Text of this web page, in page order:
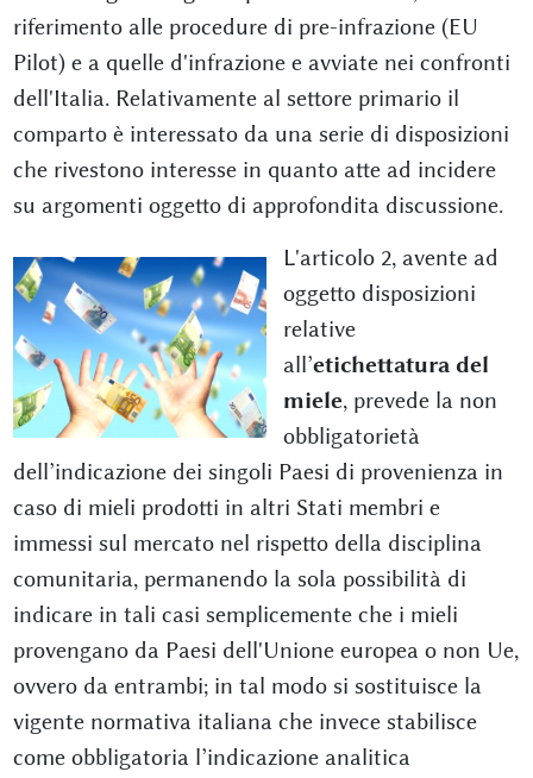
riferimento alle procedure di pre-infrazione (EU
Pilot) e a quelle d'infrazione e avviate nei confronti
dell'Italia. Relativamente al settore primario il
comparto è interessato da una serie di disposizioni
che rivestono interesse in quanto atte ad incidere
su argomenti oggetto di approfondita discussione.
L'articolo 2, avente ad
oggetto disposizioni
relative
all’etichettatura del
miele, prevede la non
obbligatorietà
dell’indicazione dei singoli Paesi di provenienza in
caso di mieli prodotti in altri Stati membri e
immessi sul mercato nel rispetto della disciplina
comunitaria, permanendo la sola possibilità di
indicare in tali casi semplicemente che i mieli
provengano da Paesi dell'Unione europea o non Ue,
ovvero da entrambi; in tal modo si sostituisce la
vigente normativa italiana che invece stabilisce
come obbligatoria l’indicazione analitica